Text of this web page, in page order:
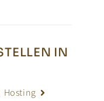
IN
Hosting